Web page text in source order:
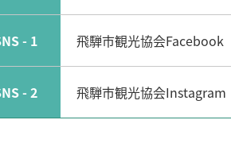
- 1 飛騨市観光協会Facebook
- 2 飛騨市観光協会Instagram